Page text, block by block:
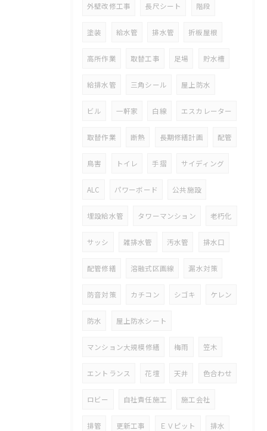
外壁改修工事 長尺シート 階段
塗装 給水管 排水管 折板屋根
高所作業 取替工事 足場 貯水槽
給排水管 三角シール 屋上防水
ビル 一軒家 白線 エスカレーター
取替作業 断熱 長期修繕計画 配管
鳥害 トイレ 手摺 サイディング
ALC パワーボード 公共施設
埋設給水管 タワーマンション 老朽化
サッシ 雑排水管 汚水管 排水口
配管修繕 溶融式区画線 漏水対策
防音対策 カチコン シゴキ ケレン
防水 屋上防水シート
マンション大規模修繕 梅雨 笠木
エントランス 花壇 天井 色合わせ
ロビー 自社責任施工 施工会社
排管 更新工事 ＥＶピット 排水